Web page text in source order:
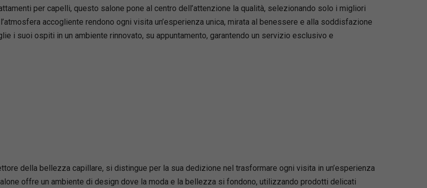
per capelli, questo salone pone al centro dell’attenzione la qualità, selezionando solo i migliori
accogliente rendono ogni visita un’esperienza unica, mirata al benessere e alla soddisfazione
i suoi ospiti in un ambiente rinnovato, su appuntamento, garantendo un servizio esclusivo e
della bellezza capillare, si distingue per la sua dedizione nel trasformare ogni visita in un’esperienza
offre un ambiente di design dove la moda e la bellezza si fondono, utilizzando prodotti delicati